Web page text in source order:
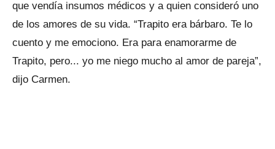
que vendía insumos médicos y a quien consideró uno
de los amores de su vida. “Trapito era bárbaro. Te lo
cuento y me emociono. Era para enamorarme de
Trapito, pero... yo me niego mucho al amor de pareja”,
dijo Carmen.